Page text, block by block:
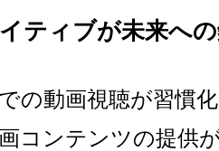
ティブが未来へ
の動画視聴が習慣
コンテンツの提供